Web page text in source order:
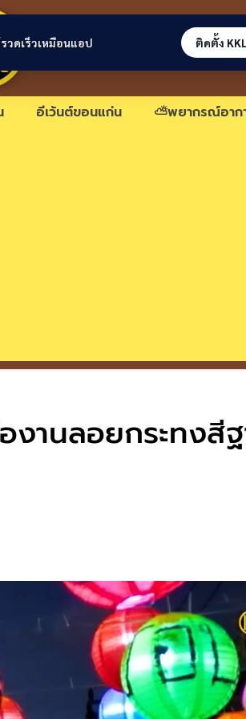
ขอนแก่นลิงก์
อีเว้นต์ขอนแก่น ⛅พยากรณ์อาก
านลอยกระทงสี
วดเร็วเหมือนแอป ติดตั้ง